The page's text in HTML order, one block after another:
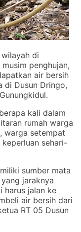
wilayah di
penghujan,
air bersih
di Dusun Dringo,
kali dalam
rumah warga
warga setempat
sehari-
sumber mata
jaraknya
harus jalan ke
air bersih dari
RT 05 Dusun